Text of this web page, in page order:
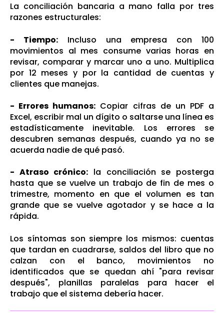
La conciliación bancaria a mano falla por tres
razones estructurales:
- Tiempo:Incluso una empresa con 100
movimientos al mes consume varias horas en
revisar, comparar y marcar uno a uno. Multiplica
por 12 meses y por la cantidad de cuentas y
clientes que manejas.
- Errores humanos: Copiar cifras de un PDF a
Excel, escribir mal un dígito o saltarse una línea es
estadísticamente inevitable. Los errores se
descubren semanas después, cuando ya no se
acuerda nadie de qué pasó.
- Atraso crónico: la conciliación se posterga
hasta que se vuelve un trabajo de fin de mes o
trimestre, momento en que el volumen es tan
grande que se vuelve agotador y se hace a la
rápida.
Los síntomas son siempre los mismos: cuentas
que tardan en cuadrarse, saldos del libro que no
calzan con el banco, movimientos no
identificados que se quedan ahí "para revisar
después", planillas paralelas para hacer el
trabajo que el sistema debería hacer.